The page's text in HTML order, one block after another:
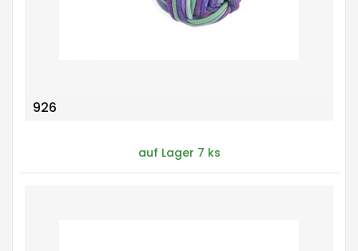
926
auf Lager 7 ks